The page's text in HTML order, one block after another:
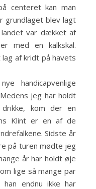
centeret kan man
grundlaget blev lagt
var dækket af
med en kalkskal.
af kridt på havets
handicapvenlige
jeg har holdt
kom der en
Klint er en af de
Sidste år
på turen mødte jeg
år har holdt øje
lige så mange par
endnu ikke har